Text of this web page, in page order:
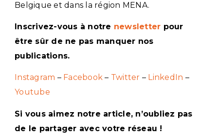
Belgique et dans la région MENA.
Inscrivez-vous à notre newsletter pour
être sûr de ne pas manquer nos
publications.
Instagram – Facebook – Twitter – LinkedIn –
Youtube
Si vous aimez notre article, n’oubliez pas
de le partager avec votre réseau !